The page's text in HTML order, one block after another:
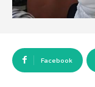
Facebook